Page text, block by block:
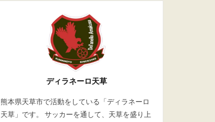
ディラネーロ天草
熊本県天草市で活動をしている「ディラネーロ
天草」です。 サッカーを通して、天草を盛り上